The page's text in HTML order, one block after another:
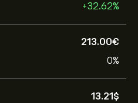
+32.62%
213.00‎€‎
0%
13.21‎$‎